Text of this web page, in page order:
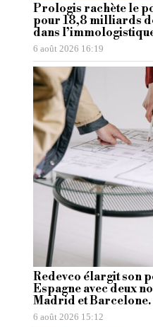
Prologis rachète le
pour 18,8 milliards
dans
6 août 2026 16:19
Redevco élargit son
Espagne avec deux
Madrid et Barcelone.
6 août 2026 15:12